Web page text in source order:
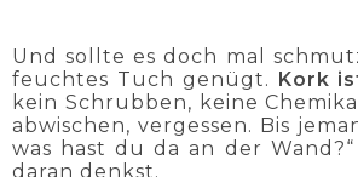
Und sollte es doch mal
feuchtes Tuch genügt. Kork
kein Schrubben, keine
abwischen, vergessen. Bis
was hast du da an der
daran denkst.